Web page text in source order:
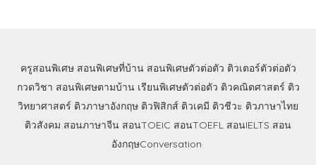
ครูสอนพิเศษ สอนพิเศษที่บ้าน สอนพิเศษตัวต่อตัว ติวเตอร์ตัวต่อตัว
กวดวิชา สอนพิเศษตามบ้าน เรียนพิเศษตัวต่อตัว ติวคณิตศาสตร์ ติว
วิทยาศาสตร์ ติวภาษาอังกฤษ ติวฟิสิกส์ ติวเคมี ติวชีวะ ติวภาษาไทย
ติวสังคม สอนภาษาจีน สอนTOEIC สอนTOEFL สอนIELTS สอน
อังกฤษConversation